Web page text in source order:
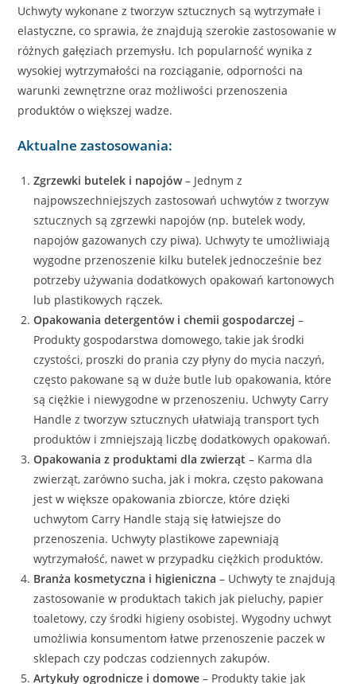
Uchwyty wykonane z tworzyw sztucznych są wytrzymałe i
elastyczne, co sprawia, że znajdują szerokie zastosowanie w
różnych gałęziach przemysłu. Ich popularność wynika z
wysokiej wytrzymałości na rozciąganie, odporności na
warunki zewnętrzne oraz możliwości przenoszenia
produktów o większej wadze.
Aktualne zastosowania:
Zgrzewki butelek i napojów– Jednym z
najpowszechniejszych zastosowań uchwytów z tworzyw
sztucznych są zgrzewki napojów (np. butelek wody,
napojów gazowanych czy piwa). Uchwyty te umożliwiają
wygodne przenoszenie kilku butelek jednocześnie bez
potrzeby używania dodatkowych opakowań kartonowych
lub plastikowych rączek.
Opakowania detergentów i chemii gospodarczej –
Produkty gospodarstwa domowego, takie jak środki
czystości, proszki do prania czy płyny do mycia naczyń,
często pakowane są w duże butle lub opakowania, które
są ciężkie i niewygodne w przenoszeniu. Uchwyty Carry
Handle z tworzyw sztucznych ułatwiają transport tych
produktów i zmniejszają liczbę dodatkowych opakowań.
Opakowania z produktami dla zwierząt – Karma dla
zwierząt, zarówno sucha, jak i mokra, często pakowana
jest w większe opakowania zbiorcze, które dzięki
uchwytom Carry Handle stają się łatwiejsze do
przenoszenia. Uchwyty plastikowe zapewniają
wytrzymałość, nawet w przypadku ciężkich produktów.
Branża kosmetyczna i higieniczna – Uchwyty te znajdują
zastosowanie w produktach takich jak pieluchy, papier
toaletowy, czy środki higieny osobistej. Wygodny uchwyt
umożliwia konsumentom łatwe przenoszenie paczek w
sklepach czy podczas codziennych zakupów.
Artykuły ogrodnicze i domowe – Produkty takie jak